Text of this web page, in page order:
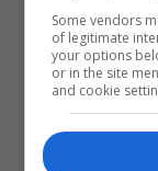
Some vendors
of legitimate
your options
or in the site
and cookie